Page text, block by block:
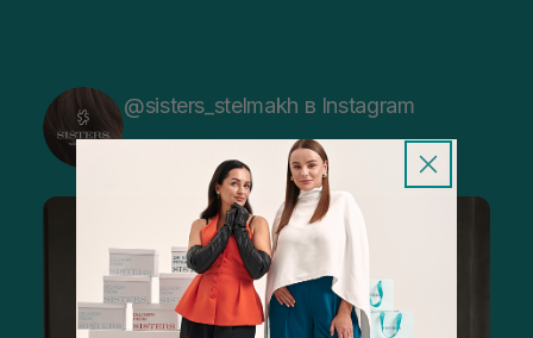
@sisters_stelmakh в Instagram